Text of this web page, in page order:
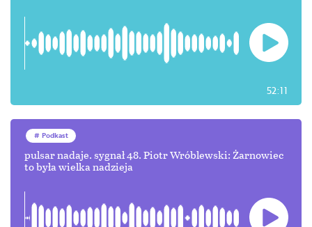
52:11
Podkast
pulsar nadaje. sygnał 48. Piotr Wróblewski: Żarnowiec
to była wielka nadzieja